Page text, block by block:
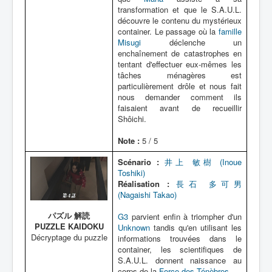
transformation et que le S.A.U.L.
découvre le contenu du mystérieux
container. Le passage où la famille
Misugi déclenche un
enchaînement de catastrophes en
tentant d'effectuer eux-mêmes les
tâches ménagères est
particulièrement drôle et nous fait
nous demander comment ils
faisaient avant de recueillir
Shôichi.
Note : 5 / 5
パズル 解読
PUZZLE KAIDOKU
Décryptage du puzzle
Scénario : 井上 敏樹 (Inoue
Toshiki)
Réalisation :
長石 多可男
(Nagaishi Takao)
G3 parvient enfin à triompher d'un
Unknown tandis qu'en utilisant les
informations trouvées dans le
container, les scientifiques de
S.A.U.L. donnent naissance au